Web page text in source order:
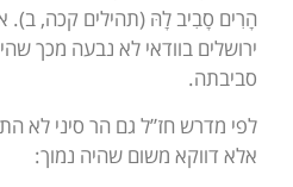
הָרִים סָבִיב לָהּ (תהילים קכה, ב).
ירושלים בוודאי לא נבעה מכך
סביבתה.
לפי מדרש חז”ל גם הר סיני לא
אלא דווקא משום שהיה נמוך: